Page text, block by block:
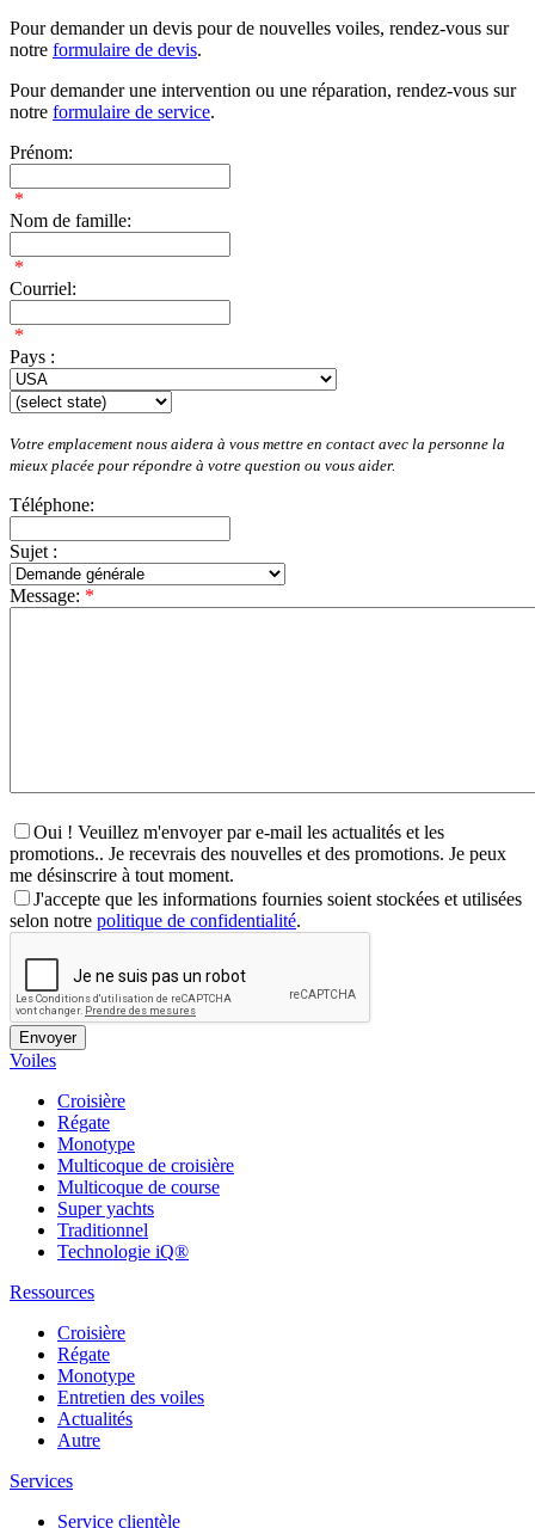
Pour demander un devis pour de nouvelles voiles, rendez-vous sur
notre formulaire de devis.
Pour demander une intervention ou une réparation, rendez-vous sur
notre formulaire de service.
Prénom:
*
Nom de famille:
*
Courriel:
*
Pays :
Votre emplacement nous aidera à vous mettre en contact avec la personne la
mieux placée pour répondre à votre question ou vous aider.
Téléphone:
Sujet :
Message: *
Oui ! Veuillez m'envoyer par e-mail les actualités et les
promotions.. Je recevrais des nouvelles et des promotions. Je peux
me désinscrire à tout moment.
J'accepte que les informations fournies soient stockées et utilisées
selon notre politique de confidentialité.
Voiles
Croisière
Régate
Monotype
Multicoque de croisière
Multicoque de course
Super yachts
Traditionnel
Technologie iQ®
Ressources
Croisière
Régate
Monotype
Entretien des voiles
Actualités
Autre
Services
Service clientèle